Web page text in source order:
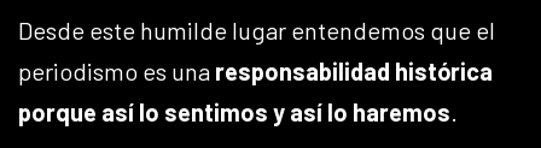
Desde este humilde lugar entendemos que el
periodismo es una responsabilidad histórica
porque así lo sentimos y así lo haremos.